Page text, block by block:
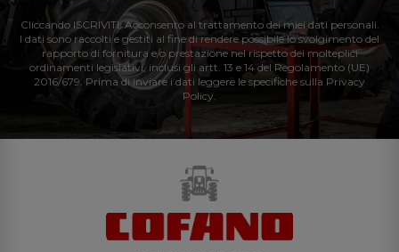
Cliccando ISCRIVITI: Acconsento al trattamento dei miei dati personali.
I dati sono raccolti e gestiti al fine di rendere possibile lo svolgimento del
rapporto di fornitura e/o prestazione nel rispetto dei molteplici
ordinamenti legislativi, inclusi gli artt. 13 e 14 del Regolamento (UE)
2016/679. Prima di inviare i dati leggere le specifiche sulla Privacy
Policy.